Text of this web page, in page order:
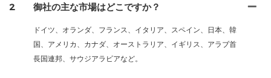
2 御社の主な市場はどこですか？
ドイツ、オランダ、フランス、イタリア、スペイン、日本、韓
国、アメリカ、カナダ、オーストラリア、イギリス、アラブ首
長国連邦、サウジアラビアなど。